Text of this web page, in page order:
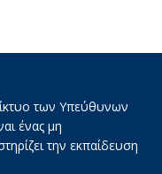
των Υπεύθυνων
ένας μη
την εκπαίδευση